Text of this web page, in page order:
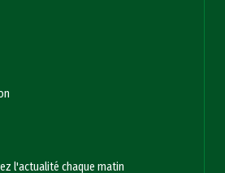
l'actualité chaque matin